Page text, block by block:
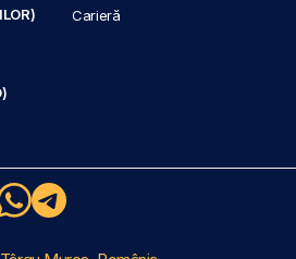
Carieră